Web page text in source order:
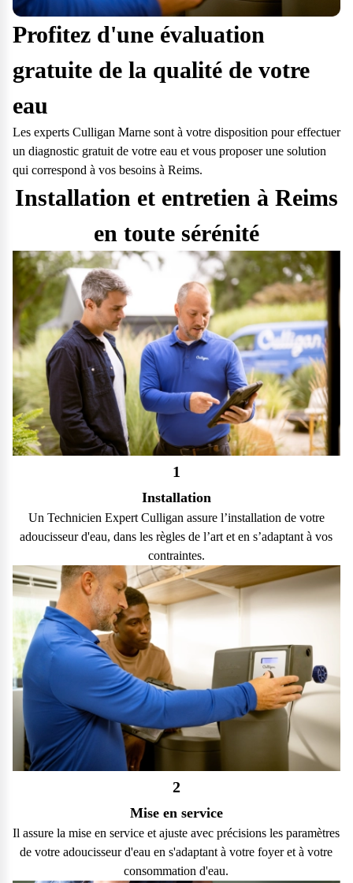
Profitez d'une évaluation
gratuite de la qualité de votre
eau
Les experts Culligan Marne sont à votre disposition pour effectuer
un diagnostic gratuit de votre eau et vous proposer une solution
qui correspond à vos besoins à Reims.
Installation et entretien à Reims
en toute sérénité
1
Installation
Un Technicien Expert Culligan assure l’installation de votre
adoucisseur d'eau, dans les règles de l’art et en s’adaptant à vos
contraintes.
2
Mise en service
Il assure la mise en service et ajuste avec précisions les paramètres
de votre adoucisseur d'eau en s'adaptant à votre foyer et à votre
consommation d'eau.